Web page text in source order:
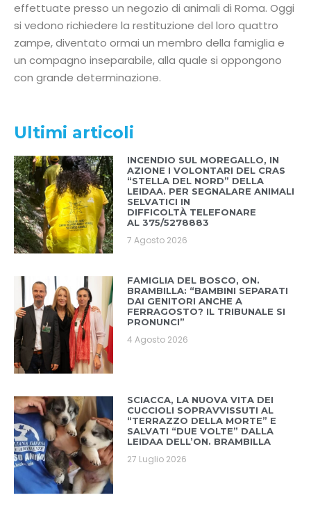
effettuate presso un negozio di animali di Roma. Oggi
si vedono richiedere la restituzione del loro quattro
zampe, diventato ormai un membro della famiglia e
un compagno inseparabile, alla quale si oppongono
con grande determinazione.
Ultimi articoli
INCENDIO SUL MOREGALLO, IN
AZIONE I VOLONTARI DEL CRAS
“STELLA DEL NORD” DELLA
LEIDAA. PER SEGNALARE ANIMALI
SELVATICI IN
DIFFICOLTÀ TELEFONARE
AL 375/5278883
7 Agosto 2026
FAMIGLIA DEL BOSCO, ON.
BRAMBILLA: “BAMBINI SEPARATI
DAI GENITORI ANCHE A
FERRAGOSTO? IL TRIBUNALE SI
PRONUNCI”
4 Agosto 2026
SCIACCA, LA NUOVA VITA DEI
CUCCIOLI SOPRAVVISSUTI AL
“TERRAZZO DELLA MORTE” E
SALVATI “DUE VOLTE” DALLA
LEIDAA DELL’ON. BRAMBILLA
27 Luglio 2026